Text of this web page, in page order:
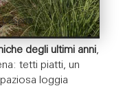
degli ultimi anni,
tetti piatti, un
loggia